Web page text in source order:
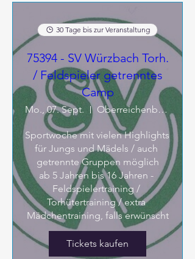
30 Tage bis zur Veranstaltung
75394 - SV Würzbach Torh.
/ Feldspieler getrenntes
Camp
Mo., 07. Sept. Oberreichenbach
Sportwoche mit vielen Highlights
für Jungs und Mädels / auch
getrennte Gruppen möglich
ab 5 Jahren bis 16 Jahren -
Feldspielertraining /
Torhütertraining / extra
Mädchentraining, falls erwünscht
Tickets kaufen